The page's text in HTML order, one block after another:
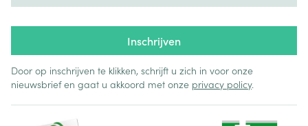
Inschrijven
Door op inschrijven te klikken, schrijft u zich in voor onze
nieuwsbrief en gaat u akkoord met onze privacy policy.